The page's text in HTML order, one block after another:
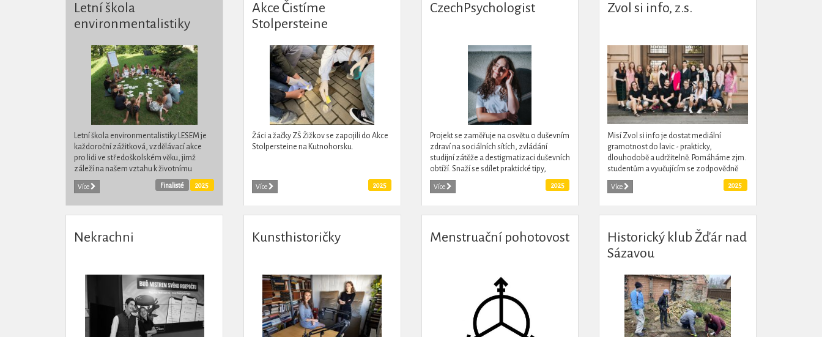
Letní škola
environmentalistiky
Letní škola environmentalistiky LESEM je
každoroční zážitková, vzdělávací akce
pro lidi ve středoškolském věku, jimž
záleží na našem vztahu k životnímu
prostředí i sobě navzájem, chtějí poznat
podobně...
Více 2025
Finalisté
Akce Čistíme
Stolpersteine
Žáci a žačky ZŠ Žižkov se zapojili do Akce
Stolpersteine na Kutnohorsku.
Více 2025
CzechPsychologist
Projekt se zaměřuje na osvětu o duševním
zdraví na sociálních sítích, zvládání
studijní zátěže a destigmatizaci duševních
obtíží. Snaží se sdílet praktické tipy,
motivovat mladé v péči o duševní zdraví
a...
Více 2025
Zvol si info, z.s.
Misí Zvol si info je dostat mediální
gramotnost do lavic - prakticky,
dlouhodobě a udržitelně. Pomáháme zjm.
studentům a vyučujícím se zodpovědně
pohybovat v digitálním světě. To děláme
pomocí interaktivních...
Více 2025
Nekrachni Kunsthistoričky Menstruační pohotovost
Historický klub Žďár nad
Sázavou